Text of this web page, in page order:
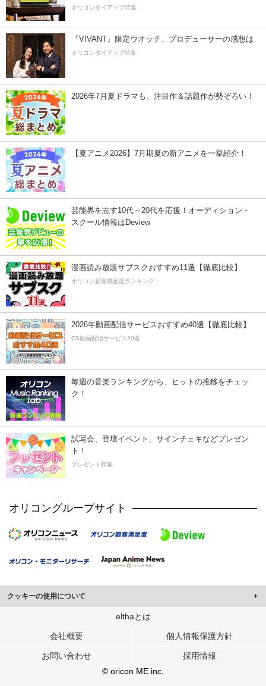
オリコンタイアップ特集
『VIVANT』限定ウオッチ、プロデューサーの感想は
オリコンタイアップ特集
2026年7月夏ドラマも、注目作＆話題作が勢ぞろい！
【夏アニメ2026】7月期夏の新アニメを一挙紹介！
芸能界を志す10代～20代を応援！オーディション・
スクール情報はDeview
漫画読み放題サブスクおすすめ11選【徹底比較】
オリコン顧客満足度ランキング
2026年動画配信サービスおすすめ40選【徹底比較】
CS動画配信サービス20選
毎週の音楽ランキングから、ヒットの推移をチェッ
ク！
試写会、登壇イベント、サインチェキなどプレゼン
ト！
プレゼント特集
オリコングループサイト
クッキーの使用について
このサイトでは Cookie を使用して、ユーザーに合わせたコンテンツや広告の
行っています。
メディアや広告配信、データ解析の各パートナーに提供しています。
各パートナーは、この情報とユーザーが各パートナーに提供した他の情報や、
ユーザーが各パートナーのサービスを使用したときに収集した他の情報を組み
elthaとは
会社概要 個人情報保護方針
お問い合わせ
採用情報
© oricon ME inc.